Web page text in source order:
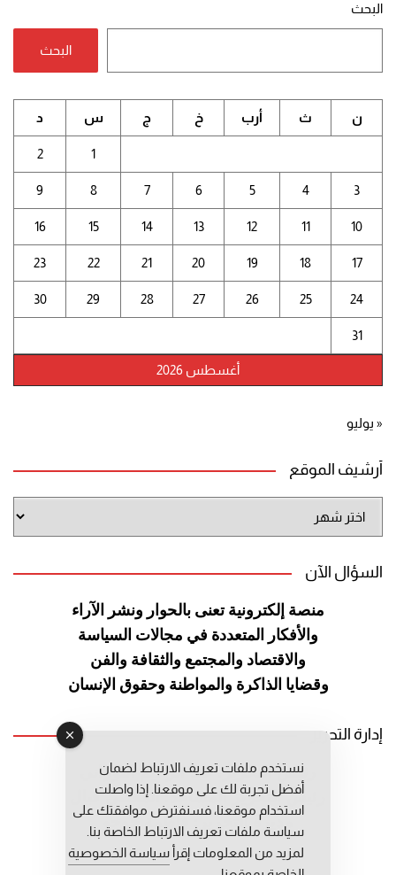
البحث
البحث
أغسطس 2026
ن ث أرب خ ج س د
1
2
3
4
5
6
7
8
9
10
11
12
13
14
15
16
17
18
19
20
21
22
23
24
25
26
27
28
29
30
31
« يوليو
أرشيف الموقع
الموقع
السؤال الآن
منصة إلكترونية تعنى بالحوار ونشر الآراء
والأفكار المتعددة في مجالات السياسة
والاقتصاد والمجتمع والثقافة والفن
وقضايا الذاكرة والمواطنة وحقوق الإنسان
إدارة التحرير
رئيس التحرير: عبد الرحيم التوراني
رئيس التحرير المساعد: المعطي قبال
مديرة التحرير: فاطمة حوحو
نستخدم ملفات تعريف الارتباط لضمان
أفضل تجربة لك على موقعنا. إذا واصلت
استخدام موقعنا، فسنفترض موافقتك على
سياسة ملفات تعريف الارتباط الخاصة بنا.
لمزيد من المعلومات إقرأ سياسة الخصوصية